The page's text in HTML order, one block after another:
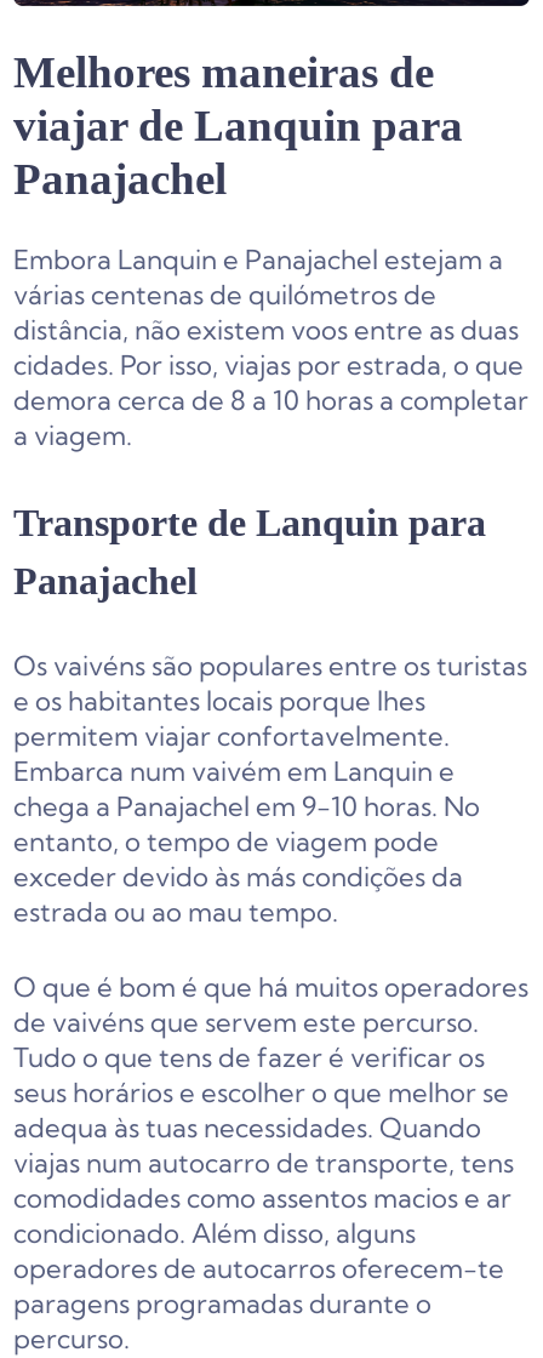
Melhores maneiras de
viajar de Lanquin para
Panajachel
Embora Lanquin e Panajachel estejam a
várias centenas de quilómetros de
distância, não existem voos entre as duas
cidades. Por isso, viajas por estrada, o que
demora cerca de 8 a 10 horas a completar
a viagem.
Transporte de Lanquin para
Panajachel
Os vaivéns são populares entre os turistas
e os habitantes locais porque lhes
permitem viajar confortavelmente.
Embarca num vaivém em Lanquin e
chega a Panajachel em 9-10 horas. No
entanto, o tempo de viagem pode
exceder devido às más condições da
estrada ou ao mau tempo.
O que é bom é que há muitos operadores
de vaivéns que servem este percurso.
Tudo o que tens de fazer é verificar os
seus horários e escolher o que melhor se
adequa às tuas necessidades. Quando
viajas num autocarro de transporte, tens
comodidades como assentos macios e ar
condicionado. Além disso, alguns
operadores de autocarros oferecem-te
paragens programadas durante o
percurso.